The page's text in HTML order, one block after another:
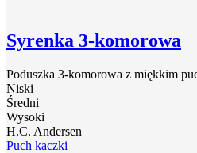
Syrenka 3-komorowa
Poduszka 3-komorowa z miękkim
Niski
Średni
Wysoki
H.C. Andersen
Puch kaczki